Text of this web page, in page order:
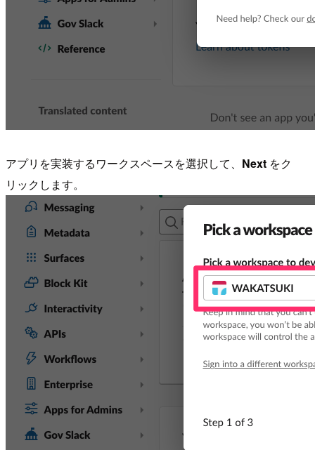
アプリを実装するワークスペースを選択して、 Next をク
リックします。